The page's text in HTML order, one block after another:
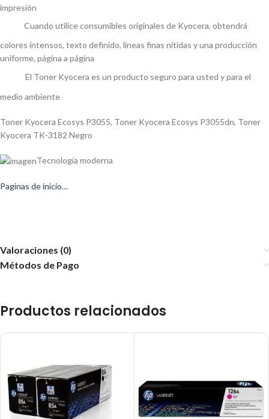
impresión
Cuando utilice consumibles originales de Kyocera, obtendrá
colores intensos, texto definido, líneas finas nítidas y una producción
uniforme, página a página
El Toner Kyocera es un producto seguro para usted y para el
medio ambiente
Toner Kyocera Ecosys P3055, Toner Kyocera Ecosys P3055dn, Toner
Kyocera TK-3182 Negro
Tecnología moderna
Paginas de inicio…
Valoraciones (0)
Métodos de Pago
Productos relacionados